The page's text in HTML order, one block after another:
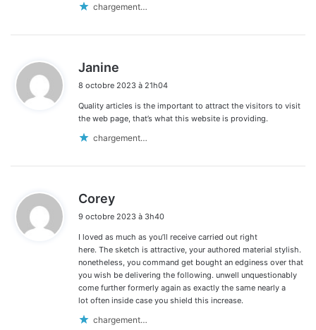
chargement…
Janine
t
:
8 octobre 2023 à 21h04
Quality articles is the important to attract the visitors to visit
the web page, that’s what this website is providing.
chargement…
Corey
t
:
9 octobre 2023 à 3h40
I loved as much as you’ll receive carried out right
here. The sketch is attractive, your authored material stylish.
nonetheless, you command get bought an edginess over that
you wish be delivering the following. unwell unquestionably
come further formerly again as exactly the same nearly a
lot often inside case you shield this increase.
chargement…